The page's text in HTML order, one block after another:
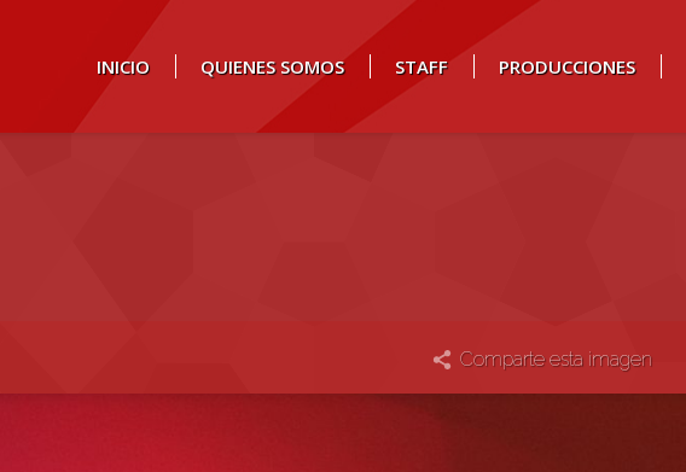
INICIO QUIENES SOMOS STAFF PRODUCCIONES
Comparte esta imagen